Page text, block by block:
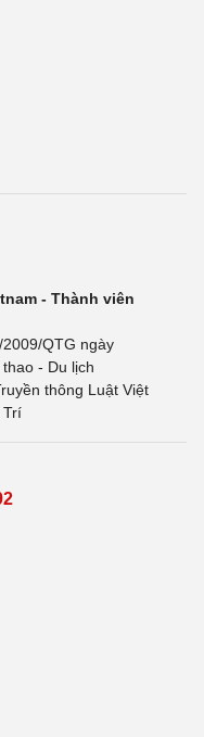
- Thành viên
QTG ngày
- Du lịch
thông Luật Việt
Trí